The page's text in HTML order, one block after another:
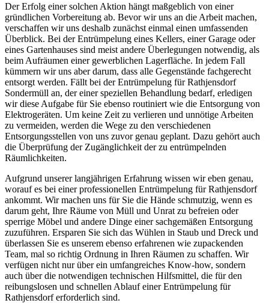
Der Erfolg einer solchen Aktion hängt maßgeblich von einer
gründlichen Vorbereitung ab. Bevor wir uns an die Arbeit machen,
verschaffen wir uns deshalb zunächst einmal einen umfassenden
Überblick. Bei der Entrümpelung eines Kellers, einer Garage oder
eines Gartenhauses sind meist andere Überlegungen notwendig, als
beim Aufräumen einer gewerblichen Lagerfläche. In jedem Fall
kümmern wir uns aber darum, dass alle Gegenstände fachgerecht
entsorgt werden. Fällt bei der Entrümpelung für Rathjensdorf
Sondermüll an, der einer speziellen Behandlung bedarf, erledigen
wir diese Aufgabe für Sie ebenso routiniert wie die Entsorgung von
Elektrogeräten. Um keine Zeit zu verlieren und unnötige Arbeiten
zu vermeiden, werden die Wege zu den verschiedenen
Entsorgungsstellen von uns zuvor genau geplant. Dazu gehört auch
die Überprüfung der Zugänglichkeit der zu entrümpelnden
Räumlichkeiten.
Aufgrund unserer langjährigen Erfahrung wissen wir eben genau,
worauf es bei einer professionellen Entrümpelung für Rathjensdorf
ankommt. Wir machen uns für Sie die Hände schmutzig, wenn es
darum geht, Ihre Räume von Müll und Unrat zu befreien oder
sperrige Möbel und andere Dinge einer sachgemäßen Entsorgung
zuzuführen. Ersparen Sie sich das Wühlen in Staub und Dreck und
überlassen Sie es unserem ebenso erfahrenen wie zupackenden
Team, mal so richtig Ordnung in Ihren Räumen zu schaffen. Wir
verfügen nicht nur über ein umfangreiches Know-how, sondern
auch über die notwendigen technischen Hilfsmittel, die für den
reibungslosen und schnellen Ablauf einer Entrümpelung für
Rathjensdorf erforderlich sind.